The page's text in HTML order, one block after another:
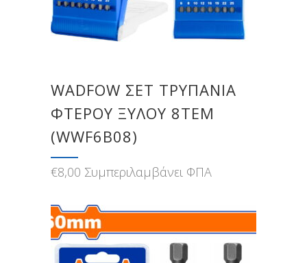
WADFOW ΣΕΤ ΤΡΥΠΑΝΙΑ
ΦΤΕΡΟΥ ΞΥΛΟΥ 8ΤΕΜ
(WWF6B08)
€8,00 Συμπεριλαμβάνει ΦΠΑ